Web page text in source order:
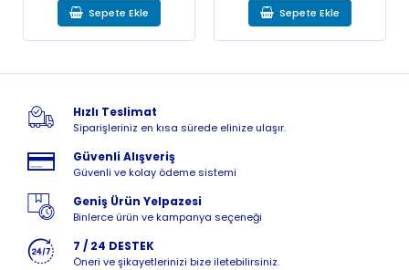
Sepete Ekle Sepete Ekle
Hızlı Teslimat
Siparişleriniz en kısa sürede elinize ulaşır.
Güvenli Alışveriş
Güvenli ve kolay ödeme sistemi
Geniş Ürün Yelpazesi
Binlerce ürün ve kampanya seçeneği
7 / 24 DESTEK
Öneri ve şikayetlerinizi bize iletebilirsiniz.